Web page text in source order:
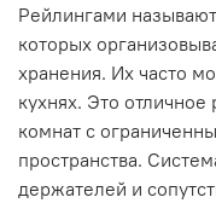
Рейлингами
которых
хранения. Их часто
кухнях. Это
комнат с
пространства.
держателей и